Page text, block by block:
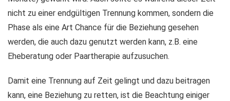
nicht zu einer endgültigen Trennung kommen, sondern die
Phase als eine Art Chance für die Beziehung gesehen
werden, die auch dazu genutzt werden kann, z.B. eine
Eheberatung oder Paartherapie aufzusuchen.
Damit eine Trennung auf Zeit gelingt und dazu beitragen
kann, eine Beziehung zu retten, ist die Beachtung einiger